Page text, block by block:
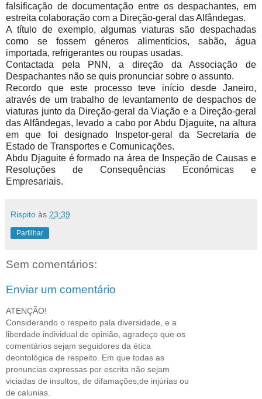
falsificação de documentação entre os despachantes, em
estreita colaboração com a Direção-geral das Alfândegas.
A título de exemplo, algumas viaturas são despachadas
como se fossem géneros alimentícios, sabão, água
importada, refrigerantes ou roupas usadas.
Contactada pela PNN, a direção da Associação de
Despachantes não se quis pronunciar sobre o assunto.
Recordo que este processo teve início desde Janeiro,
através de um trabalho de levantamento de despachos de
viaturas junto da Direção-geral da Viação e a Direção-geral
das Alfândegas, levado a cabo por Abdu Djaguite, na altura
em que foi designado Inspetor-geral da Secretaria de
Estado de Transportes e Comunicações.
Abdu Djaguite é formado na área de Inspeção de Causas e
Resoluções de Consequências Económicas e
Empresariais.
Rispito às 23:39
Partilhar
Sem comentários:
Enviar um comentário
ATENÇÃO!
Considerando o respeito pala diversidade, e a
liberdade individual de opinião, agradeço que os
comentários sejam seguidores da ética
deontológica de respeito. Em que todas as
pronuncias expressas por escrita não sejam
viciadas de insultos, de difamações,de injúrias ou
de calunias.